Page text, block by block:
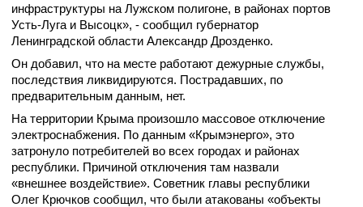
инфраструктуры на Лужском полигоне, в районах портов
Усть-Луга и Высоцк», - сообщил губернатор
Ленинградской области Александр Дрозденко.
Он добавил, что на месте работают дежурные службы,
последствия ликвидируются. Пострадавших, по
предварительным данным, нет.
На территории Крыма произошло массовое отключение
электроснабжения. По данным «Крымэнерго», это
затронуло потребителей во всех городах и районах
республики. Причиной отключения там назвали
«внешнее воздействие». Советник главы республики
Олег Крючков сообщил, что были атакованы «объекты